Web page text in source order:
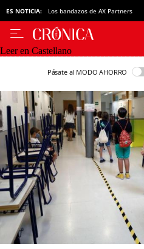
ES NOTICIA: Los bandazos de AX Partners
Leer en Castellano
Pásate al MODO AHORRO